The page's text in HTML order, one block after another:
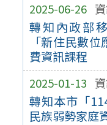
2025-06-26
轉知內政部
「新住民數
費資訊課程
2025-01-13
轉知本市「
民族弱勢家庭